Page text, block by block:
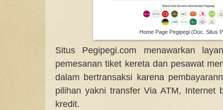
Home Page Pegipegi (Doc. Situs
Situs Pegipegi.com menawarkan
pemesanan tiket kereta dan pesawat
dalam bertransaksi karena
pilihan yakni transfer Via ATM, Internet
kredit.